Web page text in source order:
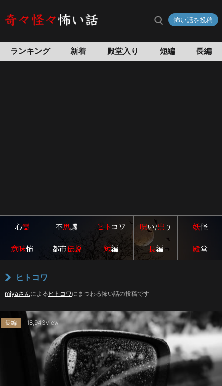
怖い話を投稿
ランキング 新着 殿堂入り 短編 長編
心霊 不思議 ヒトコワ 呪い/祟り 妖怪
意味怖 都市伝説 短編 長編 殿堂
ヒトコワ
miyaさんによる ヒトコワにまつわる怖い話の投稿です
長編 18,943view